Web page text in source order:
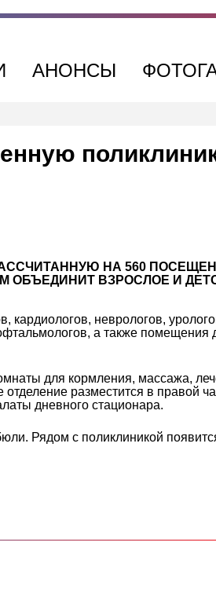
АНОНСЫ
НА 560
ОБЪЕДИНИТ ВЗРОСЛОЕ И
кардиологов, неврологов,
а также помещения
для кормления, массажа,
разместится в правой
дневного стационара.
Рядом с поликлиникой